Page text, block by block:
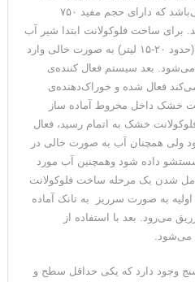
خوراک دهی چسبیده به مخزن می‌باشد که دارای حجم مفید ۷۵۰
برای ساخت فلوکولانت ابتدا شیر آب
ساخت باز می‌شود و مقداری آب (حدود ۲۰-۱۵ لیتر) به صورت خالی وارد
می‌شود. بعد سیستم فعال کننده‌ی
فعال شده و خوراک‌دهنده‌ی
خشک داخل مخروط آماده ساز
خشک به اتمام رسید، فعال
ولی همچنان آب به صورت خالی در
داده شود وهمچنین آب مورد
شدن یک مرحله ساخت فلوکولانت
به صورت سرریز به تانک آماده
می‌رود. بعد با استفاده از
می‌شود.
وجود دارد که یکی حداقل سطح و